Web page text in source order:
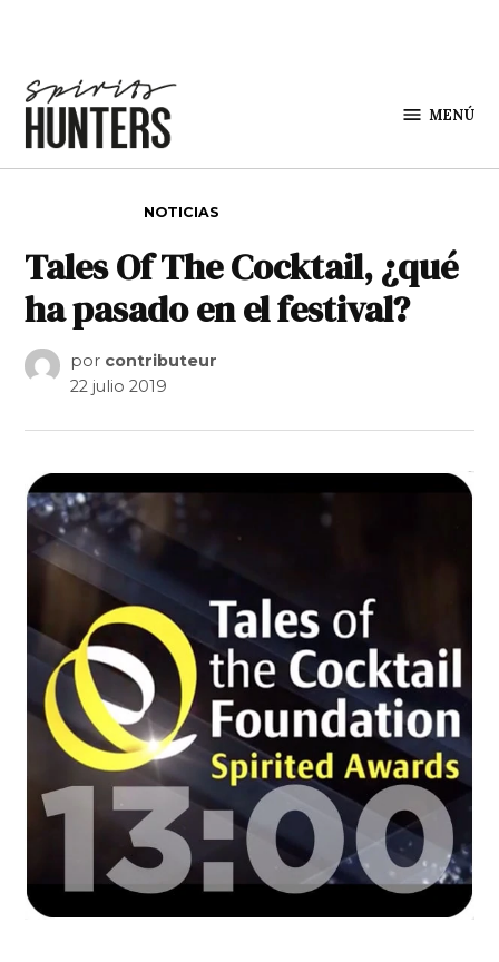
MENÚ
NOTICIAS
Tales Of The Cocktail, ¿qué
ha pasado en el festival?
por contributeur
22 julio 2019